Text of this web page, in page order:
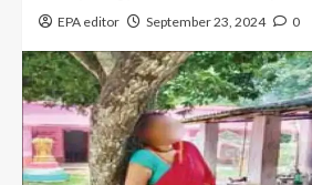
EPA editor September 23, 2024 0